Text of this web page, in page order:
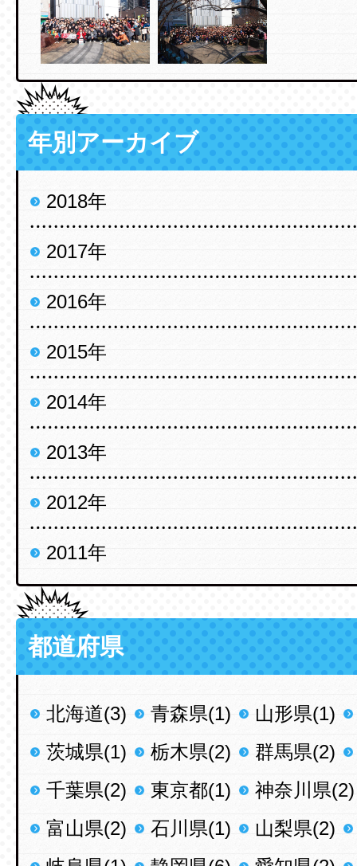
年別アーカイブ
2018年
2017年
2016年
2015年
2014年
2013年
2012年
2011年
都道府県
北海道(3) 青森県(1)
山形県(1)
茨城県(1)
栃木県(2)
群馬県(2)
千葉県(2)
東京都(1)
神奈川県(2)
富山県(2)
石川県(1)
山梨県(2)